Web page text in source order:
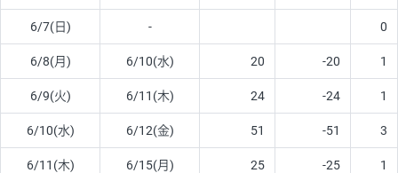
6/7(日) - 0
6/8(月) 6/10(水) 20 -20 1
6/9(火) 6/11(木) 24 -24 1
6/10(水) 6/12(金) 51 -51 3
6/11(木) 6/15(月) 25 -25 1